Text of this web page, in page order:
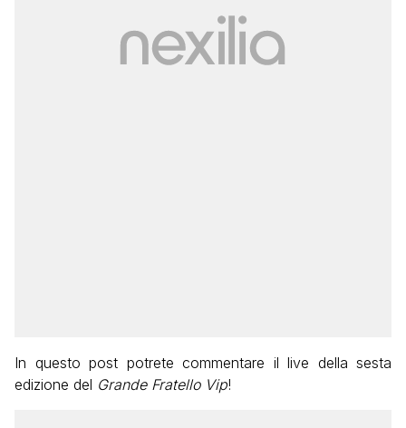
In questo post potrete commentare il live della sesta
edizione del Grande Fratello Vip!